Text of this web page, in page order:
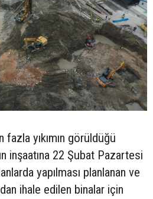
yıkımın görüldüğü
inşaatına 22 Şubat Pazartesi
yapılması planlanan ve
ihale edilen binalar için